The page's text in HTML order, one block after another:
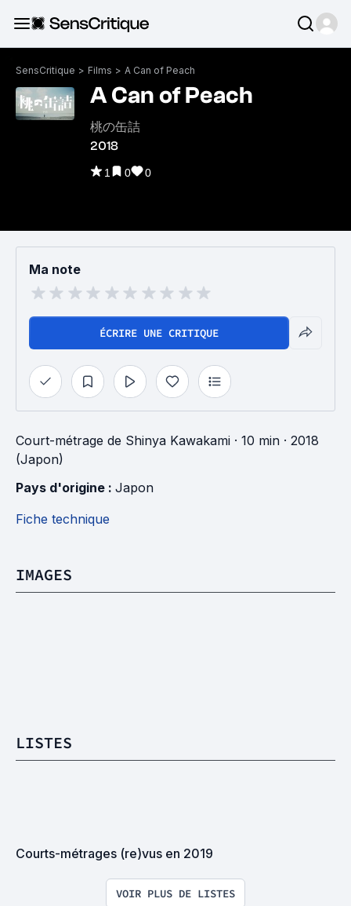
SensCritique > Films > A Can of Peach
A Can of Peach
桃の缶詰
2018
1 0 0
Ma note
ÉCRIRE UNE CRITIQUE
Court-métrage de Shinya Kawakami · 10 min · 2018
(Japon)
Pays d'origine : Japon
Fiche technique
IMAGES
LISTES
Courts-métrages (re)vus en 2019
VOIR PLUS DE LISTES